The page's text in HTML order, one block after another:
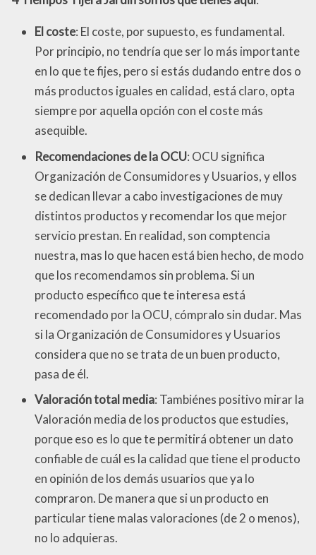
El coste: El coste, por supuesto, es fundamental.
Por principio, no tendría que ser lo más importante
en lo que te fijes, pero si estás dudando entre dos o
más productos iguales en calidad, está claro, opta
siempre por aquella opción con el coste más
asequible.
Recomendaciones de la OCU: OCU significa
Organización de Consumidores y Usuarios, y ellos
se dedican llevar a cabo investigaciones de muy
distintos productos y recomendar los que mejor
servicio prestan. En realidad, son comptencia
nuestra, mas lo que hacen está bien hecho, de modo
que los recomendamos sin problema. Si un
producto específico que te interesa está
recomendado por la OCU, cómpralo sin dudar. Mas
si la Organización de Consumidores y Usuarios
considera que no se trata de un buen producto,
pasa de él.
Valoración total media: Tambiénes positivo mirar la
Valoración media de los productos que estudies,
porque eso es lo que te permitirá obtener un dato
confiable de cuál es la calidad que tiene el producto
en opinión de los demás usuarios que ya lo
compraron. De manera que si un producto en
particular tiene malas valoraciones (de 2 o menos),
no lo adquieras.